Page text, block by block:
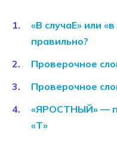
«В случаЕ» или
правильно?
Проверочное
Проверочное
«ЯРОСТНЫЙ» —
«Т»